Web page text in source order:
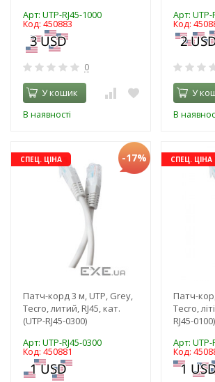
Арт: UTP-RJ45-1000
Код: 450883
0
У кошик
В наявності
Арт: UTP-
Код:
У
В
СПЕЦ. ЦІНА -17%
Патч-корд 3 м, UTP, Grey,
Tecro, литий, RJ45, кат.
(UTP-RJ45-0300)
Арт: UTP-RJ45-0300
Код: 450881
СПЕЦ. ЦІНА
Патч-
Tecro,
RJ45-
Арт: UTP-
Код: